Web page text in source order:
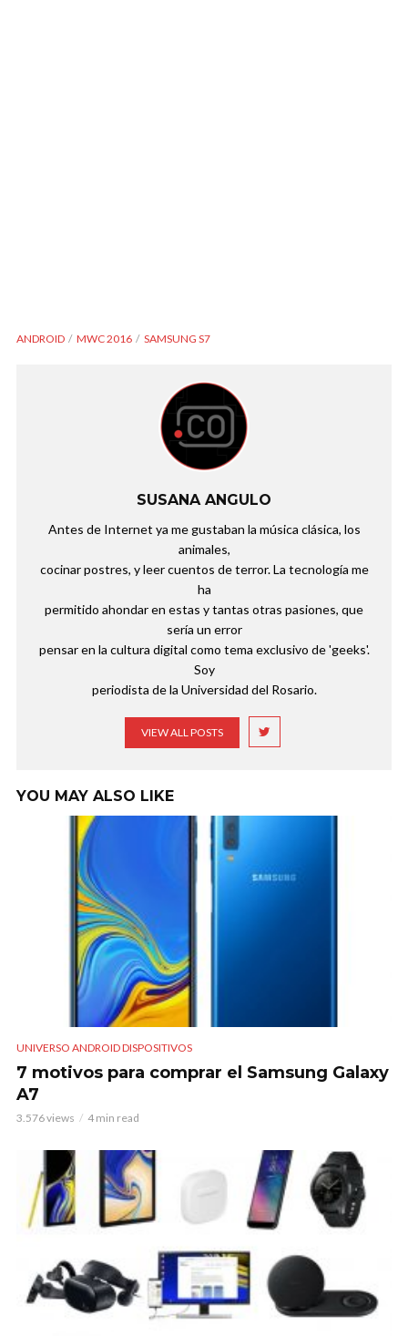
ANDROID MWC 2016 SAMSUNG S7
SUSANA ANGULO
Antes de Internet ya me gustaban la música clásica, los
animales,
cocinar postres, y leer cuentos de terror. La tecnología me
ha
permitido ahondar en estas y tantas otras pasiones, que
sería un error
pensar en la cultura digital como tema exclusivo de 'geeks'.
Soy
periodista de la Universidad del Rosario.
VIEW ALL POSTS
YOU MAY ALSO LIKE
UNIVERSO ANDROID DISPOSITIVOS
7 motivos para comprar el Samsung Galaxy
A7
3.576 views 4 min read